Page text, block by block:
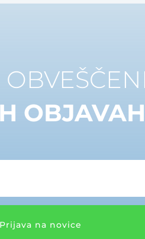
Prijava na novice